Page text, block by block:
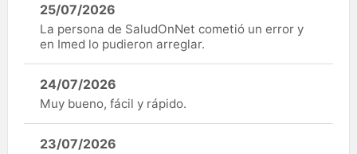
25/07/2026
La persona de SaludOnNet cometió un error y
en Imed lo pudieron arreglar.
24/07/2026
Muy bueno, fácil y rápido.
23/07/2026